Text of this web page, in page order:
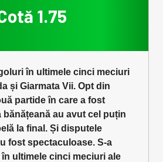
1.75
în ultimele cinci meciuri
și Giarmata Vii. Opt din
partide în care a fost
bănățeană au avut cel puțin
la final. Și disputele
fost spectaculoase. S-a
ultimele cinci meciuri ale